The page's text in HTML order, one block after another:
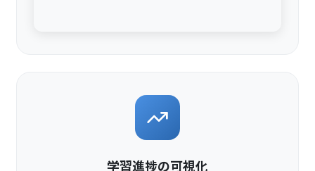
学習進捗の可視化